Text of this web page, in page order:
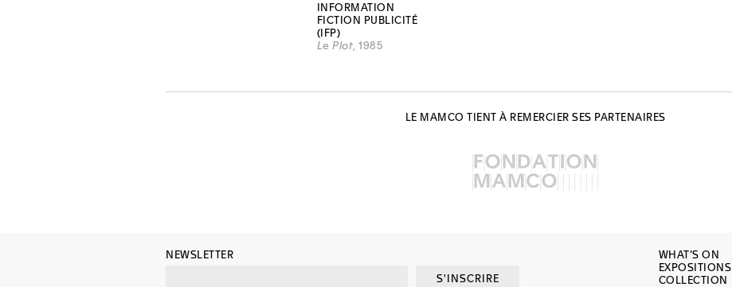
INFORMATION
FICTION PUBLICITÉ
(IFP)
Le Plot , 1985
LE MAMCO TIENT À REMERCIER SES PARTENAIRES
NEWSLETTER
S'INSCRIRE
WHAT’S ON
EXPOSITIONS
COLLECTION